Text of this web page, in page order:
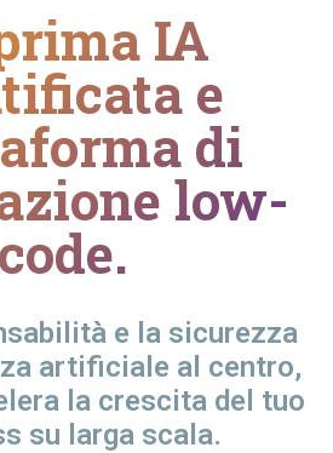
IA
e
di
low-
code.
e la sicurezza
artificiale al centro,
la crescita del tuo
su larga scala.